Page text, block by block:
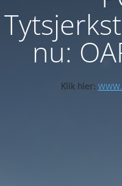
nu:
Klik hier: